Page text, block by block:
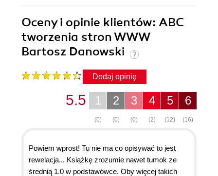
Oceny i opinie klientów: ABC
tworzenia stron WWW
Bartosz Danowski
Dodaj opinię
6
(16)
5
(12)
4
(2)
3
(0)
2
(0)
1
(0)
5.5
Powiem wprost! Tu nie ma co opisywać to jest
rewelacja... Książkę zrozumie nawet tumok ze
średnią 1.0 w podstawówce. Oby więcej takich